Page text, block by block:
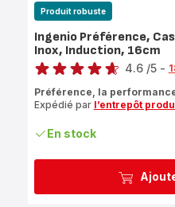
Produit robuste
Ingenio Préférence,
Inox, Induction, 16cm
Note
4.6 /5 -
Préférence, la
Expédié par l’entrepôt
En stock